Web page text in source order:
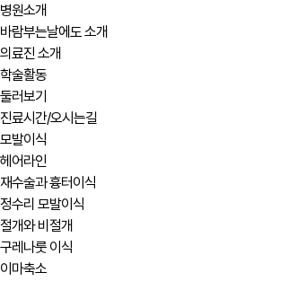
병원소개
바람부는날에도 소개
의료진 소개
학술활동
둘러보기
진료시간/오시는길
모발이식
헤어라인
재수술과 흉터이식
정수리 모발이식
절개와 비절개
구레나룻 이식
이마축소